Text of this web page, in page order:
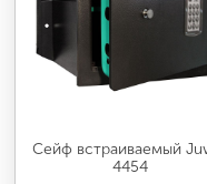
Сейф встраиваемый
4454